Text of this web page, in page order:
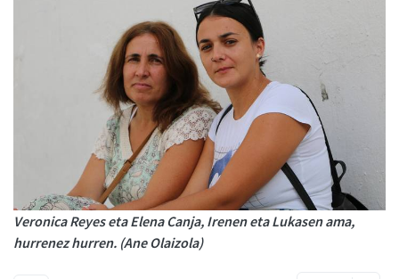
Veronica Reyes eta Elena Canja, Irenen eta Lukasen ama,
hurrenez hurren. (Ane Olaizola)